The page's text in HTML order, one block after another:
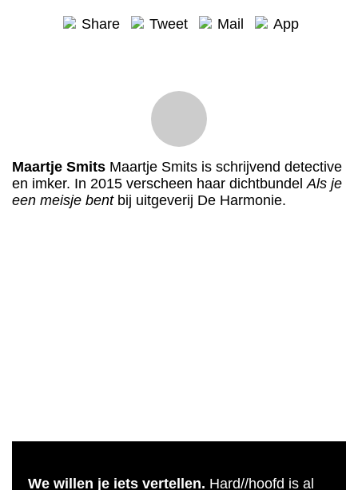
Share Tweet Mail App
Maartje Smits Maartje Smits is schrijvend detective
en imker. In 2015 verscheen haar dichtbundel Als je
een meisje bentbij uitgeverij De Harmonie.
We willen je iets vertellen. Hard//hoofd is al